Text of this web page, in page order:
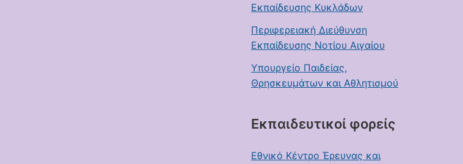
Εκπαίδευσης Κυκλάδων
Περιφερειακή Διεύθυνση
Εκπαίδευσης Νοτίου Αιγαίου
Υπουργείο Παιδείας,
Θρησκευμάτων και Αθλητισμού
Εκπαιδευτικοί φορείς
Εθνικό Κέντρο Έρευνας και